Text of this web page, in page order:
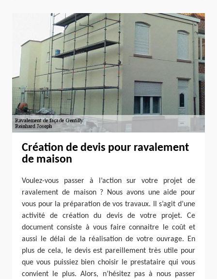
Création de devis pour ravalement
de maison
Voulez-vous passer à l’action sur votre projet de
ravalement de maison ? Nous avons une aide pour
vous pour la préparation de vos travaux. Il s’agit d’une
activité de création du devis de votre projet. Ce
document consiste à vous faire connaitre le coût et
aussi le délai de la réalisation de votre ouvrage. En
plus de cela, le devis est pareillement très utile pour
que vous puissiez bien choisir le prestataire qui vous
convient le plus. Alors, n’hésitez pas à nous passer